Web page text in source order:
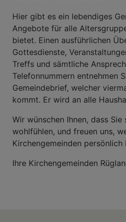
Hier gibt es ein lebendiges
Angebote für alle
bietet. Einen ausführlichen
Gottesdienste,
Treffs und sämtliche
Telefonnummern entnehmen
Gemeindebrief, welcher
kommt. Er wird an alle
Wir wünschen Ihnen, dass Sie
wohlfühlen, und freuen uns,
Kirchengemeinden
Ihre Kirchengemeinden